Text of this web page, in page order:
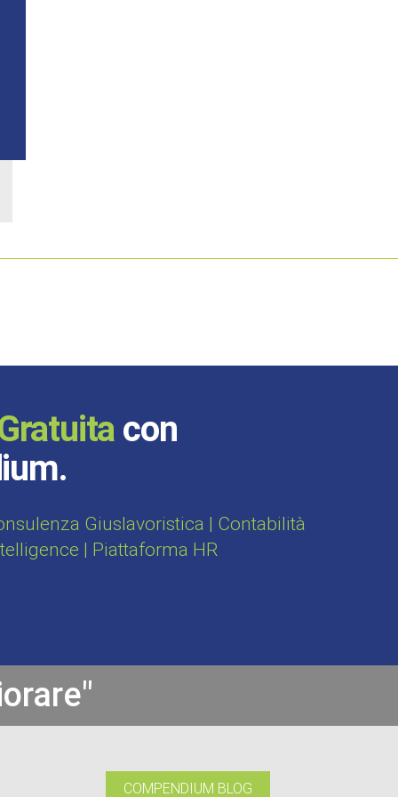
con
Giuslavoristica | Contabilità
| Piattaforma HR
COMPENDIUM BLOG